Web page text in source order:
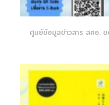
ศูนย์ข้อมูลข่าวสาร สศอ.